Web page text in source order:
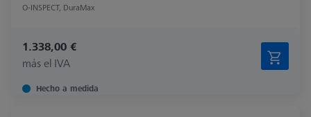
O-INSPECT, DuraMax
1.338,00 €
más el IVA
Hecho a medida